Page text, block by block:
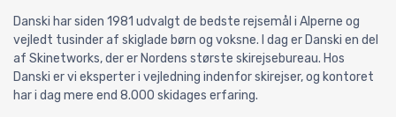
Danski har siden 1981 udvalgt de bedste rejsemål i Alperne og
vejledt tusinder af skiglade børn og voksne. I dag er Danski en del
af Skinetworks, der er Nordens største skirejsebureau. Hos
Danski er vi eksperter i vejledning indenfor skirejser, og kontoret
har i dag mere end 8.000 skidages erfaring.